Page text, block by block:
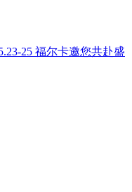
25 福尔卡邀您共赴盛